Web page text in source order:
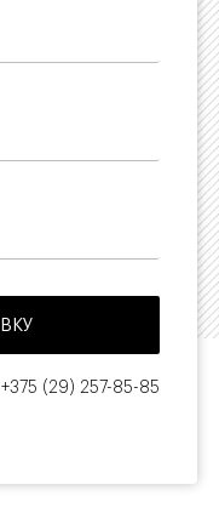
+375 (29) 257-85-85